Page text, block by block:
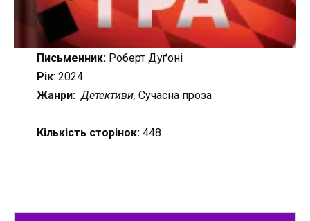
Письменник:Роберт Дуґоні
Рік: 2024
Жанри: Детективи, Сучасна проза
Кількість сторінок:448